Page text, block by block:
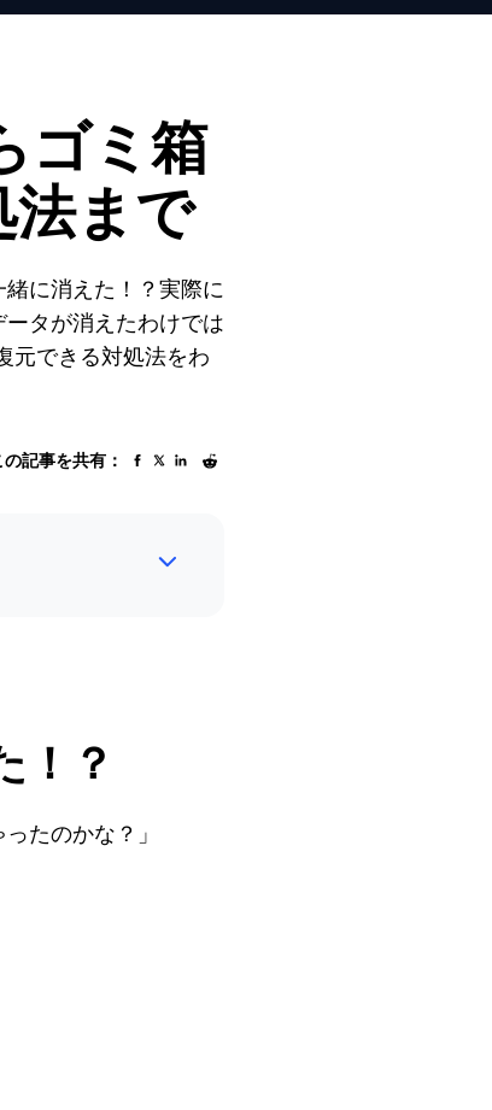
ゴミ箱
法まで
に消えた！？実際に
タが消えたわけでは
元できる対処法をわ
の記事を共有：
！？
たのかな？」